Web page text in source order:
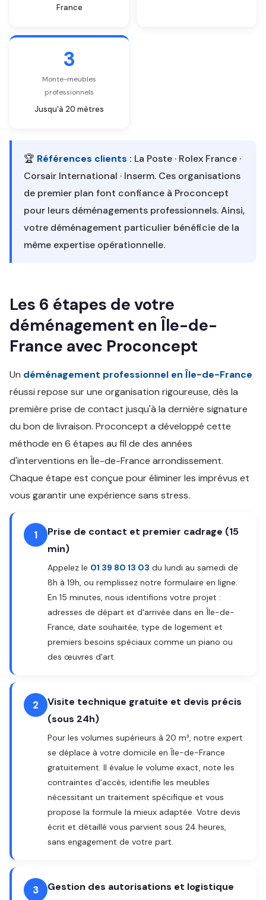
France
3
Monte-meubles
professionnels
Jusqu'à 20 mètres
🏆 Références clients : La Poste · Rolex France ·
Corsair International · Inserm. Ces organisations
de premier plan font confiance à Proconcept
pour leurs déménagements professionnels. Ainsi,
votre déménagement particulier bénéficie de la
même expertise opérationnelle.
Les 6 étapes de votre
déménagement en Île-de-
France avec Proconcept
Un déménagement professionnel en Île-de-France
réussi repose sur une organisation rigoureuse, dès la
première prise de contact jusqu'à la dernière signature
du bon de livraison. Proconcept a développé cette
méthode en 6 étapes au fil de des années
d'interventions en Île-de-France arrondissement.
Chaque étape est conçue pour éliminer les imprévus et
vous garantir une expérience sans stress.
1
Prise de contact et premier cadrage (15
min)
Appelez le 01 39 80 13 03 du lundi au samedi de
8h à 19h, ou remplissez notre formulaire en ligne.
En 15 minutes, nous identifions votre projet :
adresses de départ et d'arrivée dans en Île-de-
France, date souhaitée, type de logement et
premiers besoins spéciaux comme un piano ou
des œuvres d'art.
2
Visite technique gratuite et devis précis
(sous 24h)
Pour les volumes supérieurs à 20 m³, notre expert
se déplace à votre domicile en Île-de-France
gratuitement. Il évalue le volume exact, note les
contraintes d'accès, identifie les meubles
nécessitant un traitement spécifique et vous
propose la formule la mieux adaptée. Votre devis
écrit et détaillé vous parvient sous 24 heures,
sans engagement de votre part.
3 Gestion des autorisations et logistique